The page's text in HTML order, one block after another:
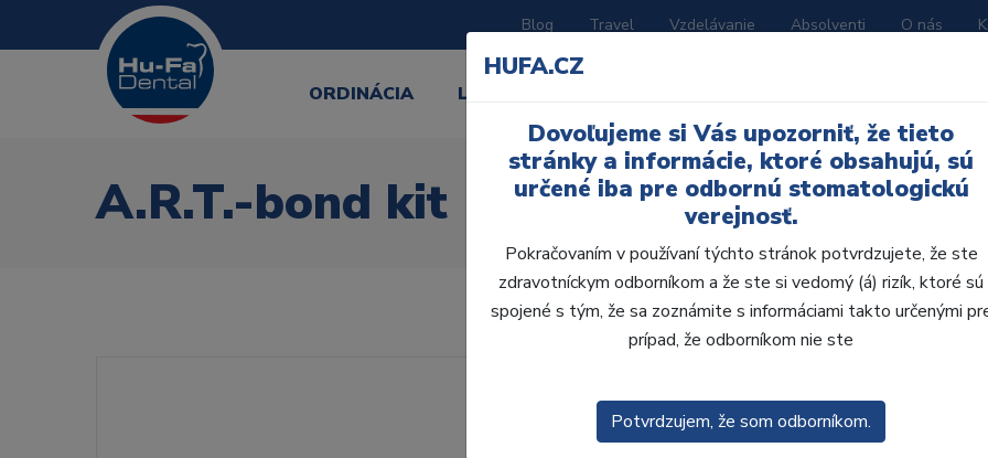
Blog Travel Vzdelávanie Absolventi O nás
ORDINÁCIA LABORATÓRIUM
A.R.T.-bond kit
A.R.T. Bond je klasický, 2-krokový, svetlom
univerzálnymi indikáciami a vysokou väzbou.
HUFA.CZ
Dovoľujeme si Vás upozorniť, že tieto
stránky a informácie, ktoré obsahujú, sú
určené iba pre odbornú stomatologickú
verejnosť.
Pokračovaním v používaní týchto stránok potvrdzujete, že ste
zdravotníckym odborníkom a že ste si vedomý (á) rizík, ktoré sú
spojené s tým, že sa zoznámite s informáciami takto určenými
prípad, že odborníkom nie ste
Potvrdzujem, že som odborníkom.